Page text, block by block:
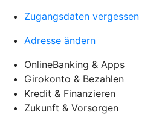
Zugangsdaten vergessen
Adresse ändern
OnlineBanking & Apps
Girokonto & Bezahlen
Kredit & Finanzieren
Zukunft & Vorsorgen